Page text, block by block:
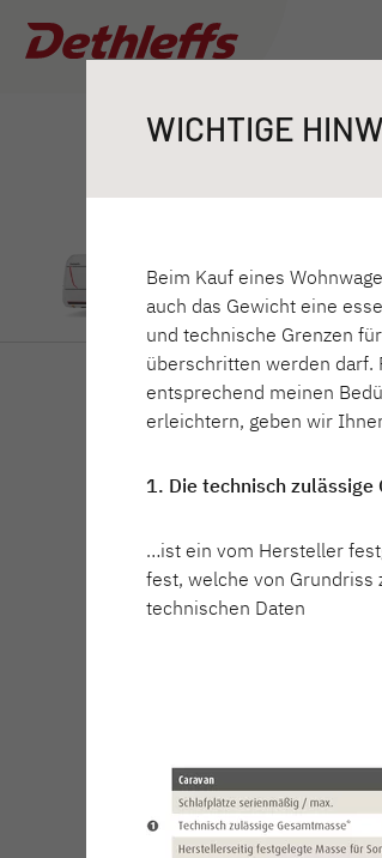
Wohnwagen
Wohnmobile
Camper Vans
Händlersuche
Camper® /530 DR
Händler gefunden
Ich will kaufen oder
WICHTIGE
Beim Kauf eines
auch das Gewicht eine
und technische Grenzen
überschritten werden darf.
entsprechend meinen
erleichtern, geben wir
1. Die technisch
…ist ein vom Hersteller
fest, welche von Grundriss
technischen Daten